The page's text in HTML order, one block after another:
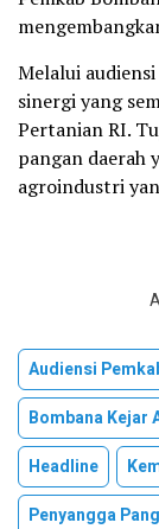
Melalui
sinergi yang
Pertanian RI.
pangan daerah
agroindustri
Audiensi
Bombana Kejar
Headline
Penyangga